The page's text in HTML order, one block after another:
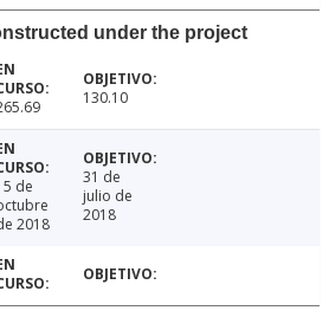
under the project
130.10
de
2018
31 de
julio de
2018